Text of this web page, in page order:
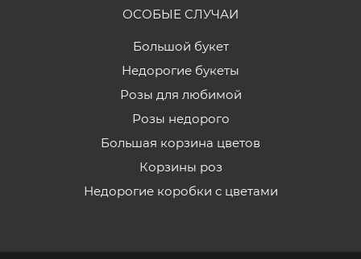
ОСОБЫЕ СЛУЧАИ
Большой букет
Недорогие букеты
Розы для любимой
Розы недорого
Большая корзина цветов
Корзины роз
Недорогие коробки с цветами